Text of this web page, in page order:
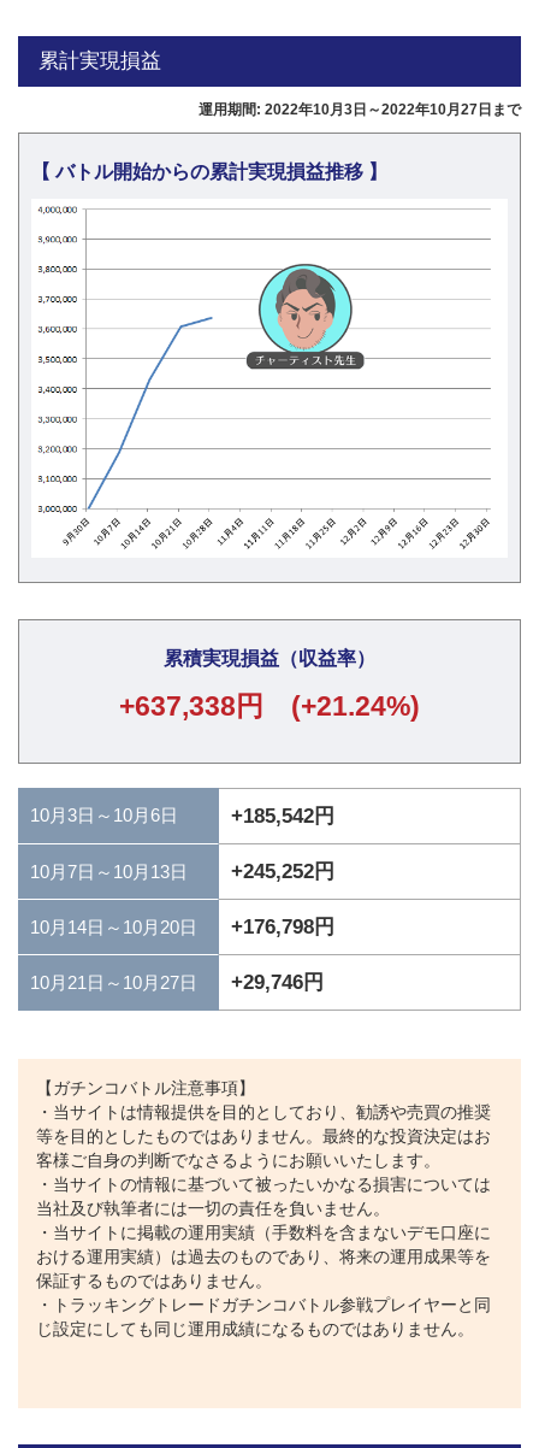
累計実現損益
運用期間: 2022年10月3日～2022年10月27日まで
【 バトル開始からの累計実現損益推移 】
累積実現損益（収益率）
+637,338円 (+21.24%)
10月3日～10月6日 +185,542円
10月7日～10月13日 +245,252円
10月14日～10月20日 +176,798円
10月21日～10月27日 +29,746円
【ガチンコバトル注意事項】
・当サイトは情報提供を目的としており、勧誘や売買の推奨
等を目的としたものではありません。最終的な投資決定はお
客様ご自身の判断でなさるようにお願いいたします。
・当サイトの情報に基づいて被ったいかなる損害については
当社及び執筆者には一切の責任を負いません。
・当サイトに掲載の運用実績（手数料を含まないデモ口座に
おける運用実績）は過去のものであり、将来の運用成果等を
保証するものではありません。
・トラッキングトレードガチンコバトル参戦プレイヤーと同
じ設定にしても同じ運用成績になるものではありません。